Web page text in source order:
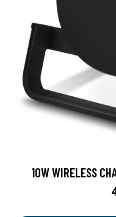
10W WIRELESS